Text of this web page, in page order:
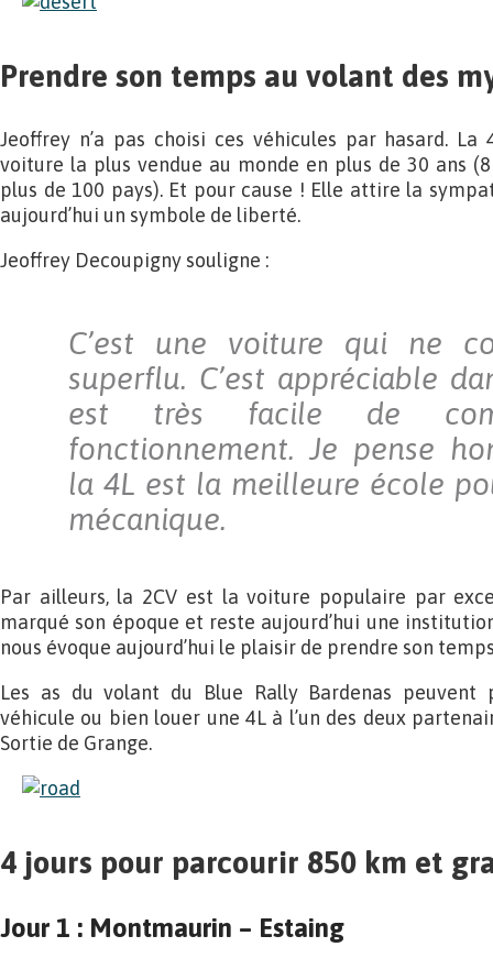
Prendre son temps au volant des
Jeoffrey n’a pas choisi ces véhicules par hasard.
voiture la plus vendue au monde en plus de 30 ans
plus de 100 pays). Et pour cause ! Elle attire la
aujourd’hui un symbole de liberté.
Jeoffrey Decoupigny souligne :
C’est une voiture qui ne
superflu. C’est appréciable
est très facile de
fonctionnement. Je pense
la 4L est la meilleure école
mécanique.
Par ailleurs, la 2CV est la voiture populaire par
marqué son époque et reste aujourd’hui une
nous évoque aujourd’hui le plaisir de prendre son
Les as du volant du Blue Rally Bardenas
véhicule ou bien louer une 4L à l’un des deux
Sortie de Grange.
4 jours pour parcourir 850 km et
Jour 1 : Montmaurin – Estaing